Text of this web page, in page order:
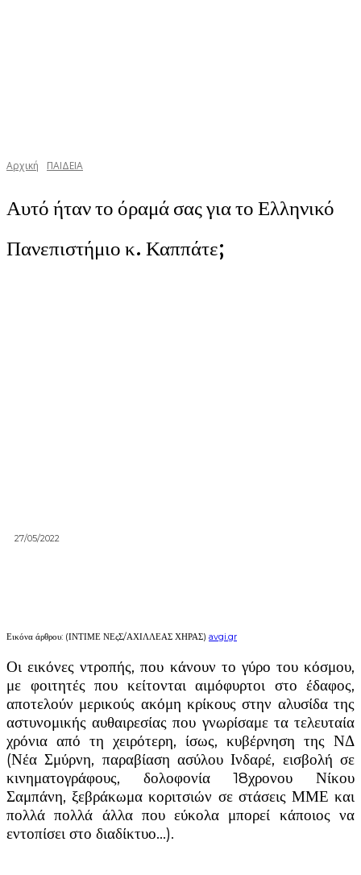
Αρχική ΠΑΙΔΕΙΑ
Αυτό ήταν το όραμά σας για το Ελληνικό
Πανεπιστήμιο κ. Καππάτε;
27/05/2022
Εικόνα άρθρου: (ΙΝΤΙΜΕ ΝΕςΣ/ΑΧΙΛΛΕΑΣ ΧΗΡΑΣ) avgi.gr
Οι εικόνες ντροπής, που κάνουν το γύρο του κόσμου,
με φοιτητές που κείτονται αιμόφυρτοι στο έδαφος,
αποτελούν μερικούς ακόμη κρίκους στην αλυσίδα της
αστυνομικής αυθαιρεσίας που γνωρίσαμε τα τελευταία
χρόνια από τη χειρότερη, ίσως, κυβέρνηση της ΝΔ
(Νέα Σμύρνη, παραβίαση ασύλου Ινδαρέ, εισβολή σε
κινηματογράφους, δολοφονία 18χρονου Νίκου
Σαμπάνη, ξεβράκωμα κοριτσιών σε στάσεις ΜΜΕ και
πολλά πολλά άλλα που εύκολα μπορεί κάποιος να
εντοπίσει στο διαδίκτυο…).